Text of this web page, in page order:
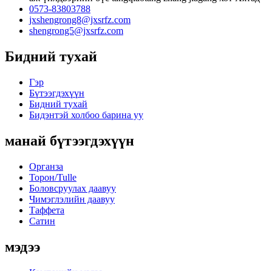
0573-83803788
jxshengrong8@jxsrfz.com
shengrong5@jxsrfz.com
Бидний тухай
Гэр
Бүтээгдэхүүн
Бидний тухай
Бидэнтэй холбоо барина уу
манай бүтээгдэхүүн
Органза
Торон/Tulle
Боловсруулах даавуу
Чимэглэлийн даавуу
Таффета
Сатин
мэдээ